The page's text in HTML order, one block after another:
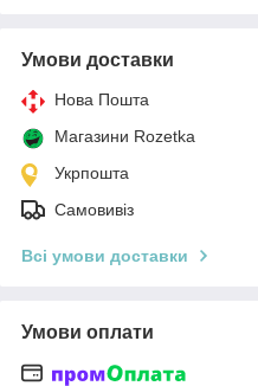
Умови доставки
Нова Пошта
Магазини Rozetka
Укрпошта
Самовивіз
Всі умови доставки
Умови оплати